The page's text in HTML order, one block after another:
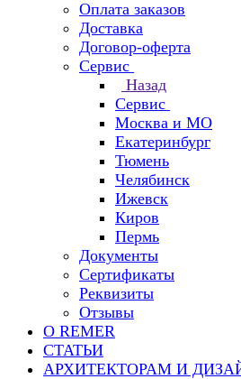
Оплата заказов
Доставка
Договор-оферта
Сервис
Назад
Сервис
Москва и МО
Екатеринбург
Тюмень
Челябинск
Ижевск
Киров
Пермь
Документы
Сертификаты
Реквизиты
Отзывы
О REMER
СТАТЬИ
АРХИТЕКТОРАМ И